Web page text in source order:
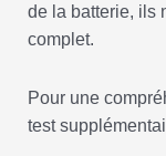
de la batterie, ils
complet.
Pour une
test